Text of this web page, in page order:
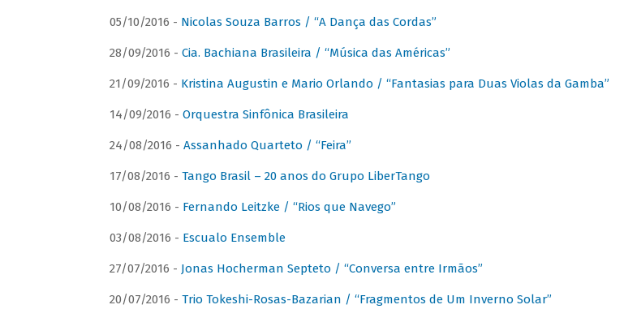
05/10/2016 - Nicolas Souza Barros / “A Dança das Cordas”
28/09/2016 - Cia. Bachiana Brasileira / “Música das Américas”
21/09/2016 - Kristina Augustin e Mario Orlando / “Fantasias para Duas Violas da Gamba”
14/09/2016 - Orquestra Sinfônica Brasileira
24/08/2016 - Assanhado Quarteto / “Feira”
17/08/2016 - Tango Brasil – 20 anos do Grupo LiberTango
10/08/2016 - Fernando Leitzke / “Rios que Navego”
03/08/2016 - Escualo Ensemble
27/07/2016 - Jonas Hocherman Septeto / “Conversa entre Irmãos”
20/07/2016 - Trio Tokeshi-Rosas-Bazarian / “Fragmentos de Um Inverno Solar”